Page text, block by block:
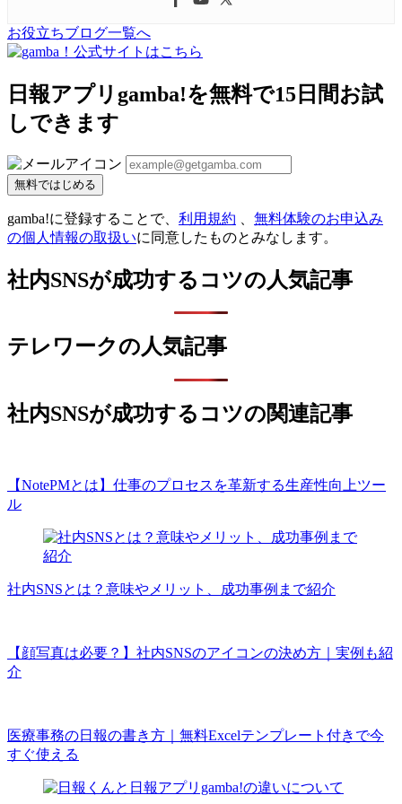
お役立ちブログ一覧へ
日報アプリgamba!を無料で15日間お試
しできます
無料ではじめる
gamba!に登録することで、 利用規約
無料体験のお申込み
の個人情報の取扱いに同意したものとみなします。
社内SNSが成功するコツの人気記事
テレワークの人気記事
社内SNSが成功するコツの関連記事
【NotePMとは】仕事のプロセスを革新する生産性向上ツー
ル
社内SNSとは？意味やメリット、成功事例まで紹介
【顔写真は必要？】社内SNSのアイコンの決め方｜実例も紹
介
医療事務の日報の書き方｜無料Excelテンプレート付きで今
すぐ使える